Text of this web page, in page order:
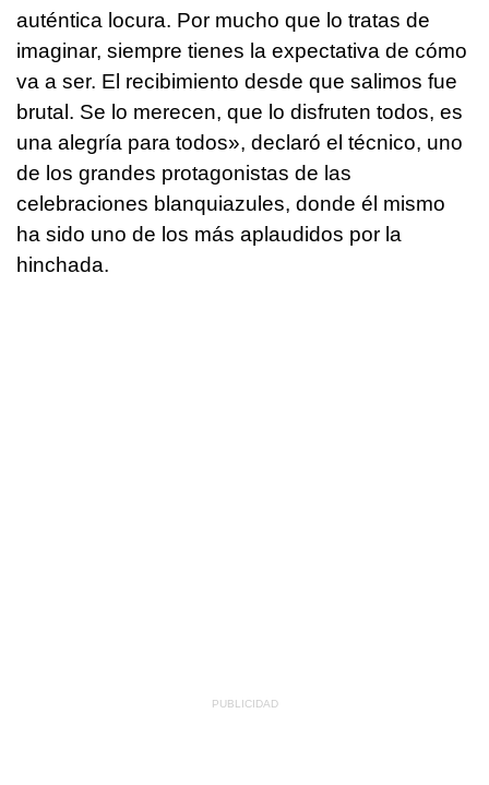
auténtica locura. Por mucho que lo tratas de
imaginar, siempre tienes la expectativa de cómo
va a ser. El recibimiento desde que salimos fue
brutal. Se lo merecen, que lo disfruten todos, es
una alegría para todos», declaró el técnico, uno
de los grandes protagonistas de las
celebraciones blanquiazules, donde él mismo
ha sido uno de los más aplaudidos por la
hinchada.